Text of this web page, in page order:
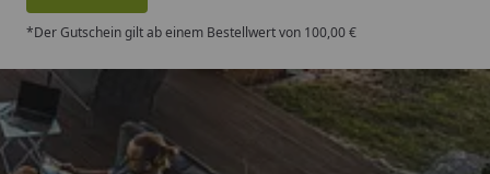
*Der Gutschein gilt ab einem Bestellwert von 100,00 €
Trusted Shops